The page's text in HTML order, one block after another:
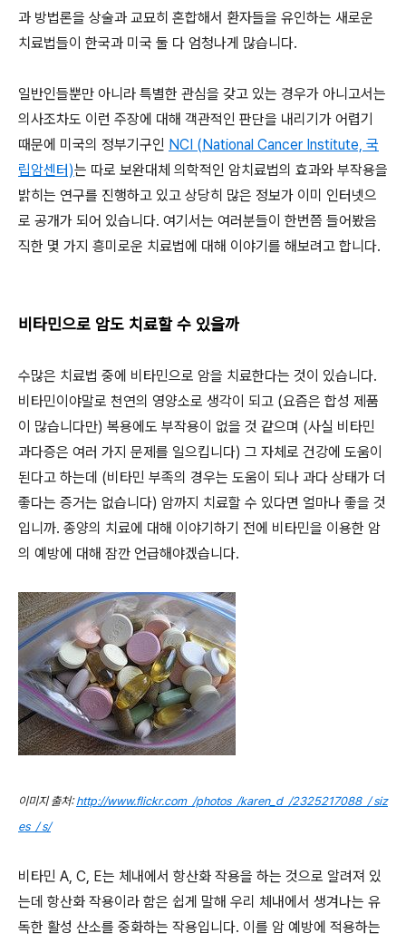
과 방법론을 상술과 교묘히 혼합해서 환자들을 유인하는 새로운
치료법들이 한국과 미국 둘 다 엄청나게 많습니다.
일반인들뿐만 아니라 특별한 관심을 갖고 있는 경우가 아니고서는
의사조차도 이런 주장에 대해 객관적인 판단을 내리기가 어렵기
때문에 미국의 정부기구인 NCI (National Cancer Institute, 국
립암센터)는 따로 보완대체 의학적인 암치료법의 효과와 부작용을
밝히는 연구를 진행하고 있고 상당히 많은 정보가 이미 인터넷으
로 공개가 되어 있습니다. 여기서는 여러분들이 한번쯤 들어봤음
직한 몇 가지 흥미로운 치료법에 대해 이야기를 해보려고 합니다.
비타민으로 암도 치료할 수 있을까
수많은 치료법 중에 비타민으로 암을 치료한다는 것이 있습니다.
비타민이야말로 천연의 영양소로 생각이 되고 (요즘은 합성 제품
이 많습니다만) 복용에도 부작용이 없을 것 같으며 (사실 비타민
과다증은 여러 가지 문제를 일으킵니다) 그 자체로 건강에 도움이
된다고 하는데 (비타민 부족의 경우는 도움이 되나 과다 상태가 더
좋다는 증거는 없습니다) 암까지 치료할 수 있다면 얼마나 좋을 것
입니까. 종양의 치료에 대해 이야기하기 전에 비타민을 이용한 암
의 예방에 대해 잠깐 언급해야겠습니다.
이미지 출처:http://www.flickr.com /photos /karen_d /2325217088 / siz
es / s/
비타민 A, C, E는 체내에서 항산화 작용을 하는 것으로 알려져 있
는데 항산화 작용이라 함은 쉽게 말해 우리 체내에서 생겨나는 유
독한 활성 산소를 중화하는 작용입니다. 이를 암 예방에 적용하는